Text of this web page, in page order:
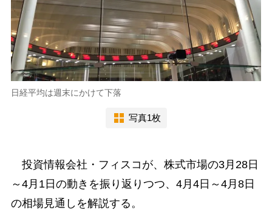
日経平均は週末にかけて下落
写真1枚
投資情報会社・フィスコが、株式市場の3月28日
～4月1日の動きを振り返りつつ、4月4日～4月8日
の相場見通しを解説する。